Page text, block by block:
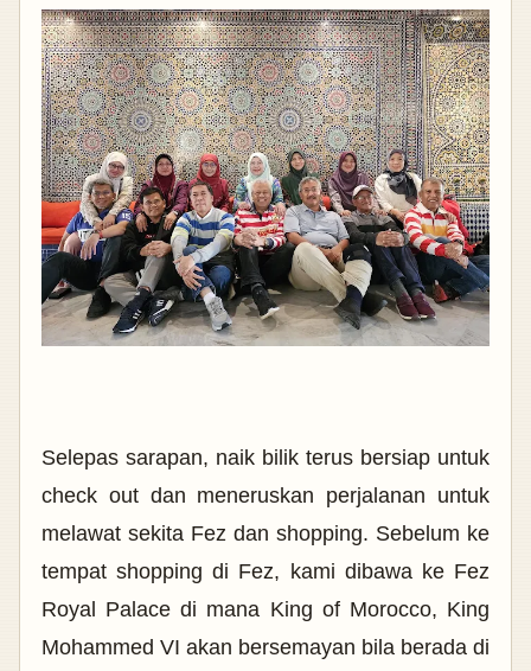
Selepas sarapan, naik bilik terus bersiap untuk
check out dan meneruskan perjalanan untuk
melawat sekita Fez dan shopping. Sebelum ke
tempat shopping di Fez, kami dibawa ke Fez
Royal Palace di mana King of Morocco, King
Mohammed VI akan bersemayan bila berada di